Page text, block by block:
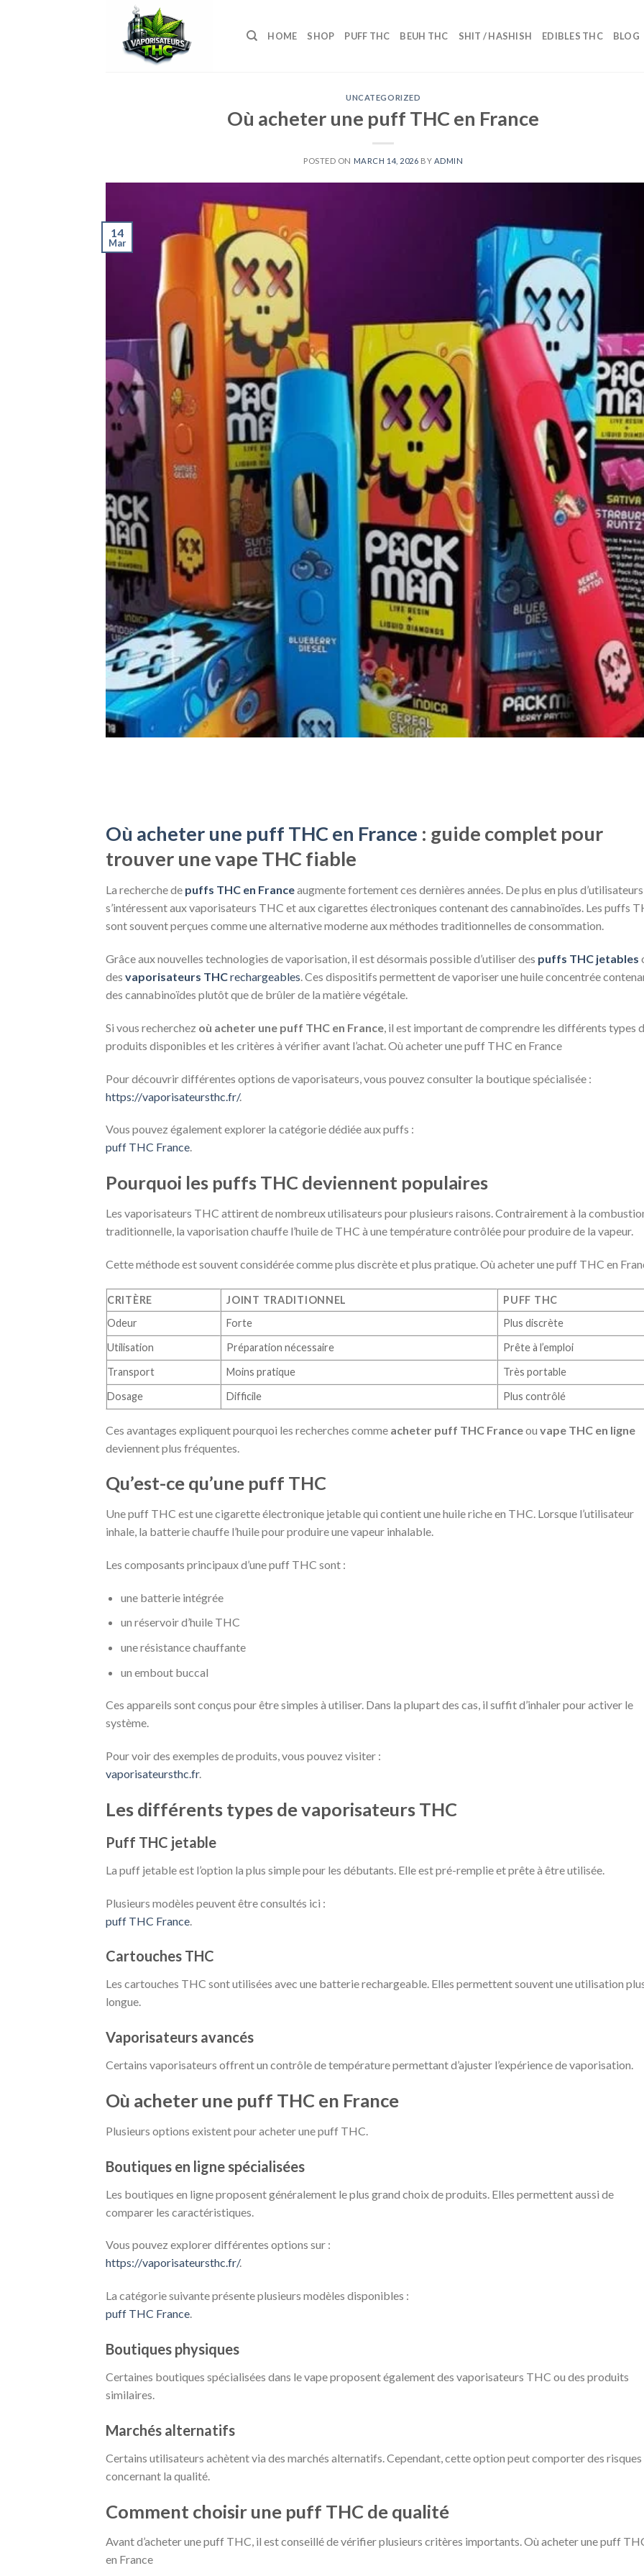
HOME SHOP PUFF THC BEUH THC SHIT / HASHISH EDIBLES THC BLOG
UNCATEGORIZED
Où acheter une puff THC en France
POSTED ON MARCH 14, 2026 BY ADMIN
14
Mar
Où acheter une puff THC en France : guide complet pour
trouver une vape THC fiable
La recherche de puffs THC en Franceaugmente fortement ces dernières années. De plus en plus d’utilisateurs
s’intéressent aux vaporisateurs THC et aux cigarettes électroniques contenant des cannabinoïdes. Les puffs
sont souvent perçues comme une alternative moderne aux méthodes traditionnelles de consommation.
Grâce aux nouvelles technologies de vaporisation, il est désormais possible d’utiliser des puffs THC jetables
des vaporisateurs THCrechargeables. Ces dispositifs permettent de vaporiser une huile concentrée
des cannabinoïdes plutôt que de brûler de la matière végétale.
Si vous recherchez où acheter une puff THC en France, il est important de comprendre les différents types
produits disponibles et les critères à vérifier avant l’achat. Où acheter une puff THC en France
Pour découvrir différentes options de vaporisateurs, vous pouvez consulter la boutique spécialisée :
https://vaporisateursthc.fr/.
Vous pouvez également explorer la catégorie dédiée aux puffs :
puff THC France.
Pourquoi les puffs THC deviennent populaires
Les vaporisateurs THC attirent de nombreux utilisateurs pour plusieurs raisons. Contrairement à la
traditionnelle, la vaporisation chauffe l’huile de THC à une température contrôlée pour produire de la vapeur.
Cette méthode est souvent considérée comme plus discrète et plus pratique. Où acheter une puff THC en
CRITÈRE JOINT TRADITIONNEL
PUFF THC
Odeur
Forte
Plus discrète
Utilisation
Préparation nécessaire
Prête à l’emploi
Transport
Moins pratique
Très portable
Dosage
Difficile Plus contrôlé
Ces avantages expliquent pourquoi les recherches comme acheter puff THC Franceou vape THC en ligne
deviennent plus fréquentes.
Qu’est-ce qu’une puff THC
Une puff THC est une cigarette électronique jetable qui contient une huile riche en THC. Lorsque l’utilisateur
inhale, la batterie chauffe l’huile pour produire une vapeur inhalable.
Les composants principaux d’une puff THC sont :
une batterie intégrée
un réservoir d’huile THC
une résistance chauffante
un embout buccal
Ces appareils sont conçus pour être simples à utiliser. Dans la plupart des cas, il suffit d’inhaler pour activer le
système.
Pour voir des exemples de produits, vous pouvez visiter :
vaporisateursthc.fr.
Les différents types de vaporisateurs THC
Puff THC jetable
La puff jetable est l’option la plus simple pour les débutants. Elle est pré-remplie et prête à être utilisée.
Plusieurs modèles peuvent être consultés ici :
puff THC France
Cartouches THC
Les cartouches THC sont utilisées avec une batterie rechargeable. Elles permettent souvent une utilisation
longue.
Vaporisateurs avancés
Certains vaporisateurs offrent un contrôle de température permettant d’ajuster l’expérience de vaporisation.
Où acheter une puff THC en France
Plusieurs options existent pour acheter une puff THC.
Boutiques en ligne spécialisées
Les boutiques en ligne proposent généralement le plus grand choix de produits. Elles permettent aussi de
comparer les caractéristiques.
Vous pouvez explorer différentes options sur :
https://vaporisateursthc.fr/.
La catégorie suivante présente plusieurs modèles disponibles :
puff THC France.
Boutiques physiques
Certaines boutiques spécialisées dans le vape proposent également des vaporisateurs THC ou des produits
similaires.
Marchés alternatifs
Certains utilisateurs achètent via des marchés alternatifs. Cependant, cette option peut comporter des risques
concernant la qualité.
Comment choisir une puff THC de qualité
Avant d’acheter une puff THC, il est conseillé de vérifier plusieurs critères importants. Où acheter une puff
en France